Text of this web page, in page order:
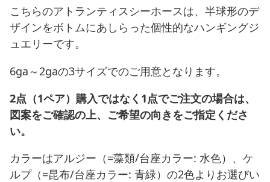
こちらのアトランティスシーホースは、半球形のデ
ザインをボトムにあしらった個性的なハンギングジ
ュエリーです。
6ga～2gaの3サイズでのご用意となります。
2点（1ペア）購入ではなく1点でご注文の場合は、
図案をご確認の上、ご希望の向きをご指定くださ
い。
カラーはアルジー（=藻類/台座カラー: 水色）、ケ
ルプ（=昆布/台座カラー: 青緑）の2色よりお選びい